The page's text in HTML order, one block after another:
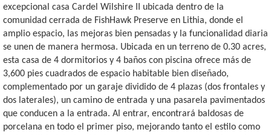
excepcional casa Cardel Wilshire II ubicada dentro de la
comunidad cerrada de FishHawk Preserve en Lithia, donde el
amplio espacio, las mejoras bien pensadas y la funcionalidad diaria
se unen de manera hermosa. Ubicada en un terreno de 0.30 acres,
esta casa de 4 dormitorios y 4 baños con piscina ofrece más de
3,600 pies cuadrados de espacio habitable bien diseñado,
complementado por un garaje dividido de 4 plazas (dos frontales y
dos laterales), un camino de entrada y una pasarela pavimentados
que conducen a la entrada. Al entrar, encontrará baldosas de
porcelana en todo el primer piso, mejorando tanto el estilo como